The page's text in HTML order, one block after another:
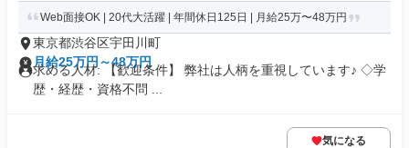
Web面接OK | 20代大活躍 | 年間休日125日 | 月給25万〜48万円
東京都渋谷区宇田川町
月給25万円～48万円
求める人材: 【歓迎条件】 弊社は人柄を重視しています♪ ◇学
歴・経歴・資格不問 ...
気になる